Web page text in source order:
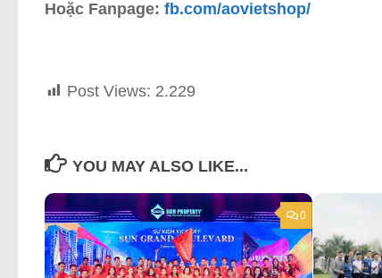
Hoặc Fanpage: fb.com/aovietshop/
Post Views: 2.229
YOU MAY ALSO LIKE...
0